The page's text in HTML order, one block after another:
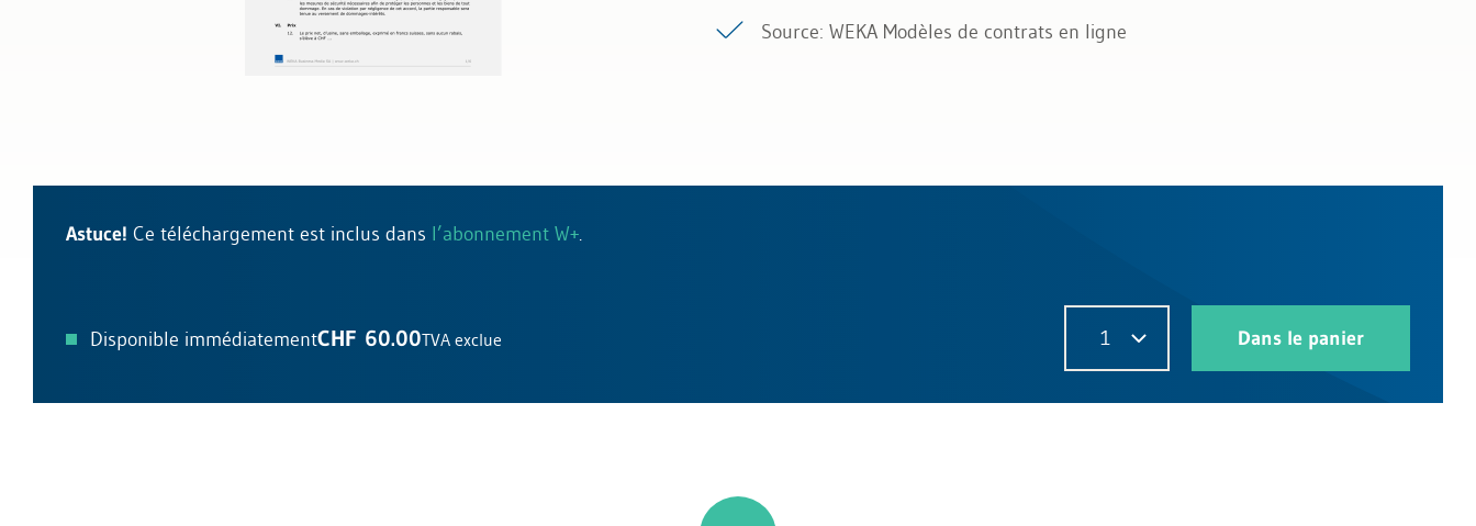
Source: WEKA Modèles de contrats en ligne
Astuce! Ce téléchargement est inclus dans l’abonnement W+.
Disponible immédiatementCHF 60.00TVA exclue 1 Dans le panier